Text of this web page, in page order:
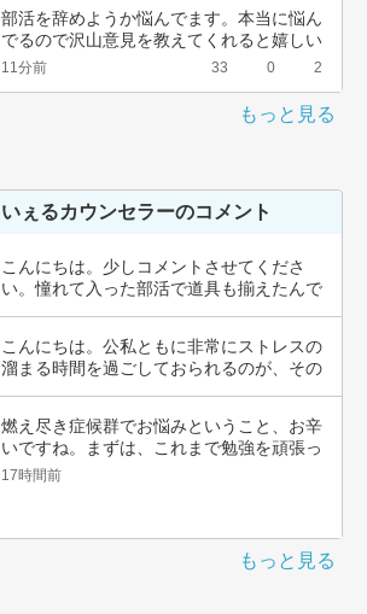
部活を辞めようか悩んでます。本当に悩ん
でるので沢山意見を教えてくれると嬉しい
です。中…
11分前 33 0 2
もっと見る
いぇるカウンセラーのコメント
こんにちは。少しコメントさせてくださ
い。憧れて入った部活で道具も揃えたんで
こんにちは。公私ともに非常にストレスの
溜まる時間を過ごしておられるのが、その
燃え尽き症候群でお悩みということ、お辛
いですね。まずは、これまで勉強を頑張っ
てこられ…
17時間前
もっと見る